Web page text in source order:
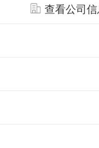
查看公司